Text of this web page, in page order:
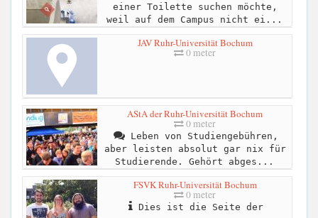
einer Toilette suchen möchte,
weil auf dem Campus nicht ei...
JAV Ruhr-Universität Bochum
0 meter
AStA der Ruhr-Universität Bochum
0 meter
Leben von Studiengebühren,
aber leisten absolut gar nix für
Studierende. Gehört abges...
FSVK Ruhr-Universität Bochum
0 meter
Dies ist die Seite der